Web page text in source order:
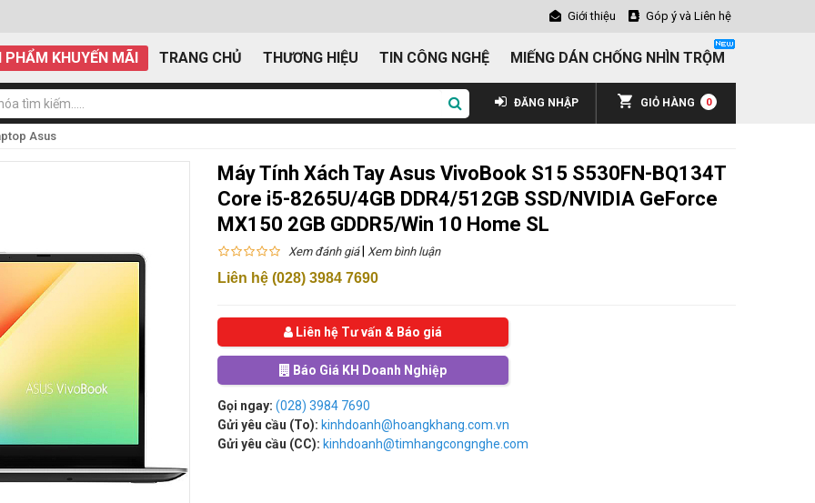
Giới thiệu Góp ý và Liên hệ
PHẨM KHUYẾN MÃI TRANG CHỦ THƯƠNG HIỆU TIN CÔNG NGHỆ MIẾNG DÁN CHỐNG NHÌN TRỘM
GIỎ HÀNG 0
ĐĂNG NHẬP
Asus
Máy Tính Xách Tay Asus VivoBook S15 S530FN-BQ134T
Core i5-8265U/4GB DDR4/512GB SSD/NVIDIA GeForce
MX150 2GB GDDR5/Win 10 Home SL
Xem đánh giá| Xem bình luận
Liên hệ (028) 3984 7690
Liên hệ Tư vấn & Báo giá
Báo Giá KH Doanh Nghiệp
Gọi ngay: (028) 3984 7690
Gửi yêu cầu (To): kinhdoanh@hoangkhang.com.vn
Gửi yêu cầu (CC): kinhdoanh@timhangcongnghe.com